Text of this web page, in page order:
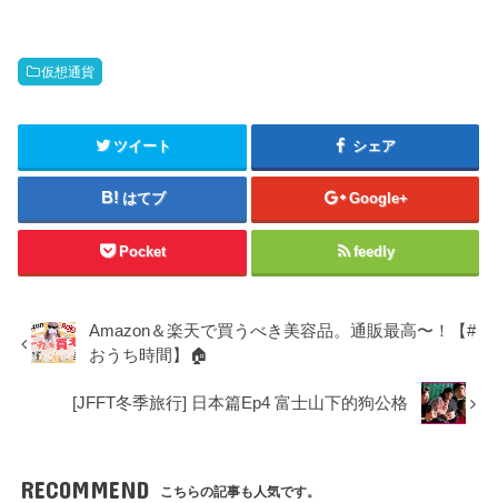
仮想通貨
ツイート シェア
はてブ Google+
Pocket feedly
Amazon＆楽天で買うべき美容品。通販最高〜！【#
おうち時間】🏠
[JFFT冬季旅行] 日本篇Ep4 富士山下的狗公格
RECOMMEND こちらの記事も人気です。